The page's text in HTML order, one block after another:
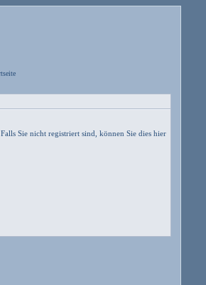
Falls Sie nicht registriert sind, können Sie dies hier